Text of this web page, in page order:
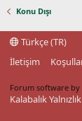
Konu Dışı
Türkçe (TR)
İletişim
Forum software by
Kalabalık Yalnızlık